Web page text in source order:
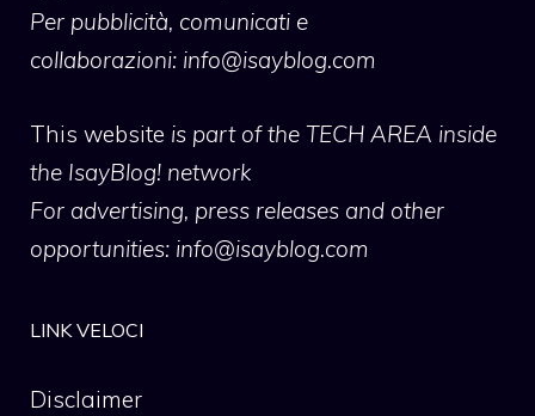
Per pubblicità, comunicati e
collaborazioni: info@isayblog.com
This website is part of the TECH AREA inside
the IsayBlog! network
For advertising, press releases and other
opportunities: info@isayblog.com
LINK VELOCI
Disclaimer